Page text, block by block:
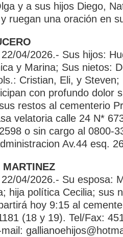
y a sus hijos Diego,
ruegan una oración en
04/2026.- Sus hijos:
y Marina; Sus nietos:
Cristian, Eli, y Steven;
con profundo dolor
restos al cementerio
velatoria calle 24 N*
o sin cargo al 0800-
Av.44 esq.
MARTINEZ
04/2026.- Su esposa:
hija política Cecilia; sus
hoy 9:15 al
(18 y 19). Tel/Fax: